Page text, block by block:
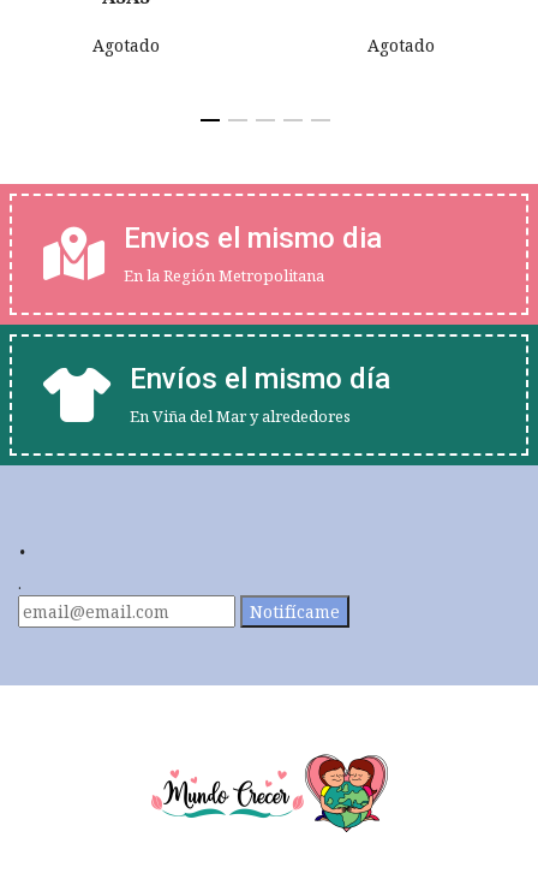
Agotado Agotado
Envios el mismo dia
En la Región Metropolitana
Envíos el mismo día
En Viña del Mar y alrededores
.
.
Notifícame